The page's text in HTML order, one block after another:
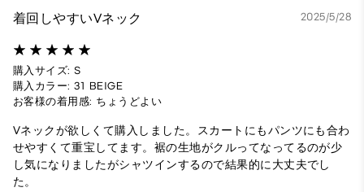
着回しやすいVネック 2025/5/28
購入サイズ: S
購入カラー: 31 BEIGE
お客様の着用感: ちょうどよい
Vネックが欲しくて購入しました。スカートにもパンツにも合わ
せやすくて重宝してます。裾の生地がクルってなってるのが少
し気になりましたがシャツインするので結果的に大丈夫でし
た。